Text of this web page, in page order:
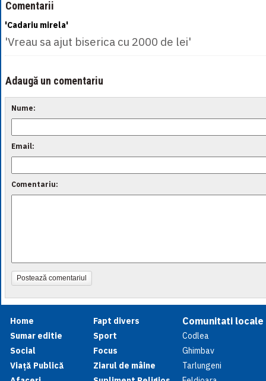
Comentarii
'Cadariu mirela'
'Vreau sa ajut biserica cu 2000 de lei'
Adaugă un comentariu
Nume:
Email:
Comentariu:
Postează comentariul
Home
Sumar editie
Social
Viață Publică
Fapt divers
Sport
Focus
Ziarul de mâine
Comunitati locale
Codlea
Ghimbav
Tarlungeni